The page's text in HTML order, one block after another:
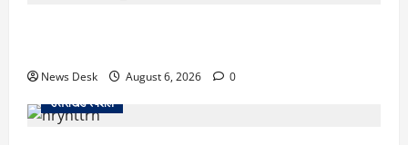
News Desk August 6, 2026
0
उत्तराखंड स्पेशल